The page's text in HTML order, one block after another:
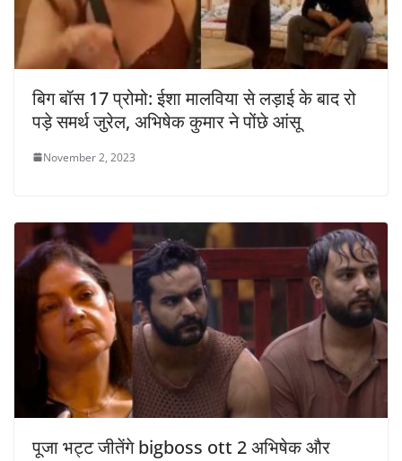
बिग बॉस 17 प्रोमो: ईशा मालविया से लड़ाई के बाद रो
पड़े समर्थ जुरेल, अभिषेक कुमार ने पोंछे आंसू
November 2, 2023
पूजा भट्ट जीतेंगे bigboss ott 2 अभिषेक और